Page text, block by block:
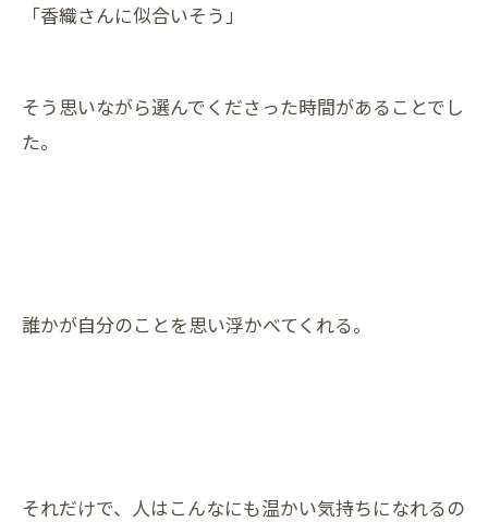
「香織さんに似合いそう」
そう思いながら選んでくださった時間があることでし
た。
誰かが自分のことを思い浮かべてくれる。
それだけで、人はこんなにも温かい気持ちになれるの